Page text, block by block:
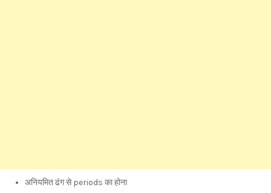
अनियमित ढंग से periods का होना